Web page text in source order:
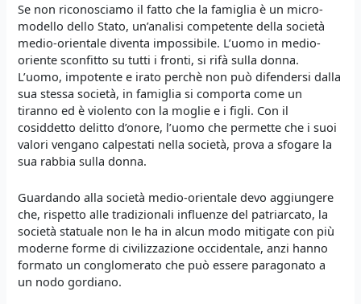
Se non riconosciamo il fatto che la famiglia è un micro-
modello dello Stato, un’analisi competente della società
medio-orientale diventa impossibile. L’uomo in medio-
oriente sconfitto su tutti i fronti, si rifà sulla donna.
L’uomo, impotente e irato perchè non può difendersi dalla
sua stessa società, in famiglia si comporta come un
tiranno ed è violento con la moglie e i figli. Con il
cosiddetto delitto d’onore, l’uomo che permette che i suoi
valori vengano calpestati nella società, prova a sfogare la
sua rabbia sulla donna.
Guardando alla società medio-orientale devo aggiungere
che, rispetto alle tradizionali influenze del patriarcato, la
società statuale non le ha in alcun modo mitigate con più
moderne forme di civilizzazione occidentale, anzi hanno
formato un conglomerato che può essere paragonato a
un nodo gordiano.